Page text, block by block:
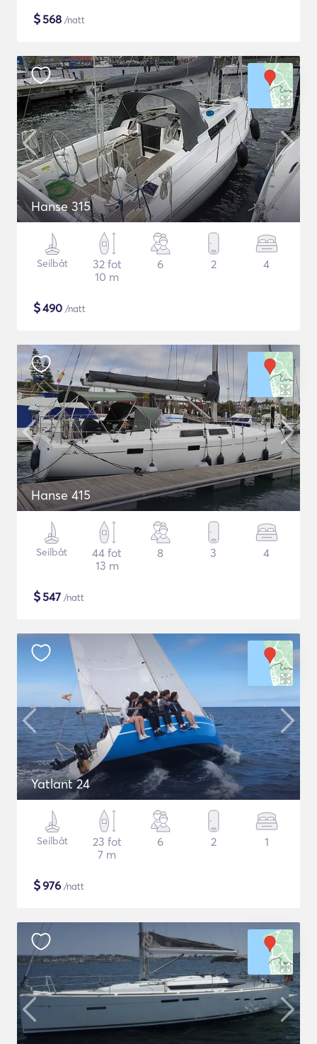
$568 /natt
Hanse 315
Seilbåt
32 fot
10 m
6 2 4
$490 /natt
Hanse 415
Seilbåt
44 fot
13 m
8 3 4
$547 /natt
Yatlant 24
Seilbåt
23 fot
7 m
6 2 1
$976 /natt